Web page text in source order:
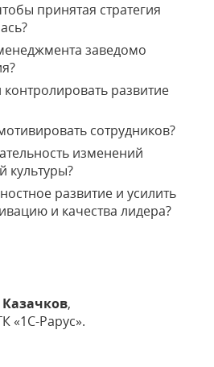
принятая стратегия
заведомо
контролировать развитие
сотрудников?
изменений
культуры?
развитие и усилить
и качества лидера?
,
«1С-Рарус».